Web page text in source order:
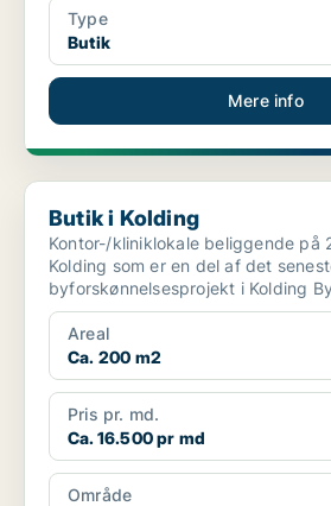
Type
Butik
Mere info
Butik i Kolding
Butik i Kolding
Kontor-/kliniklokale beliggende på
Kolding som er en del af det
byforskønnelsesprojekt i Kolding
indflytning! ...
Areal
Ca. 200 m2
Pris pr. md.
Ca. 16.500 pr md
Område